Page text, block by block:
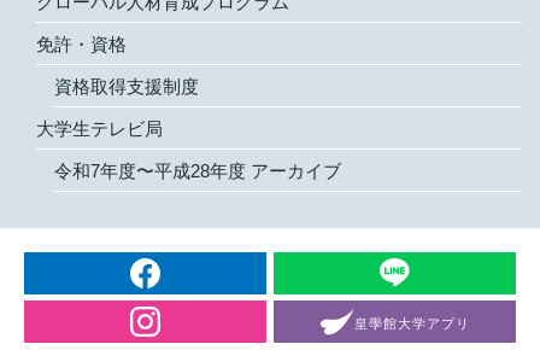
免許・資格
資格取得支援制度
大学生テレビ局
令和7年度〜平成28年度 アーカイブ
皇學館大学アプリ